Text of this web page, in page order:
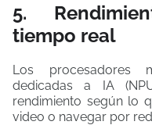
5.
tiempo real
Los procesadores
dedicadas a IA
rendimiento según lo
video o navegar por